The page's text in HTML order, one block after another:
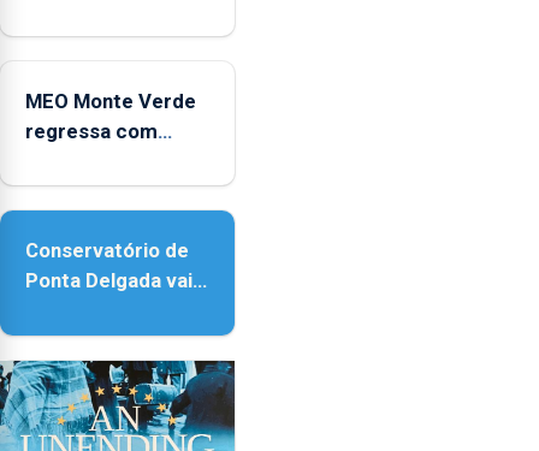
2025
Coliseu Micaelense
MEO Monte Verde
regressa com
acessibilidade
Conservatório de
Ponta Delgada vai
instrumentos